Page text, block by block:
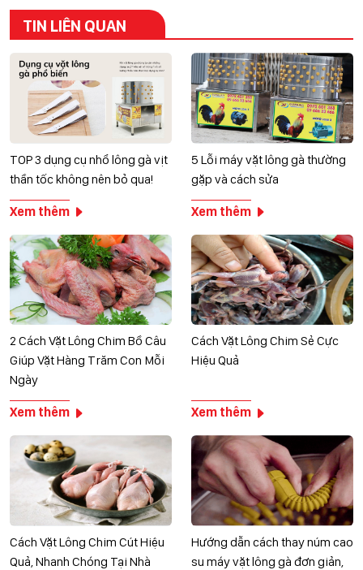
TIN LIÊN QUAN
TOP 3 dụng cụ nhổ lông gà vịt
thần tốc không nên bỏ qua!
Xem thêm
5 Lỗi máy vặt lông gà thường
gặp và cách sửa
Xem thêm
2 Cách Vặt Lông Chim Bồ Câu
Giúp Vặt Hàng Trăm Con Mỗi
Ngày
Xem thêm
Cách Vặt Lông Chim Sẻ Cực
Hiệu Quả
Xem thêm
Cách Vặt Lông Chim Cút Hiệu
Quả, Nhanh Chóng Tại Nhà
Hướng dẫn cách thay núm cao
su máy vặt lông gà đơn giản,